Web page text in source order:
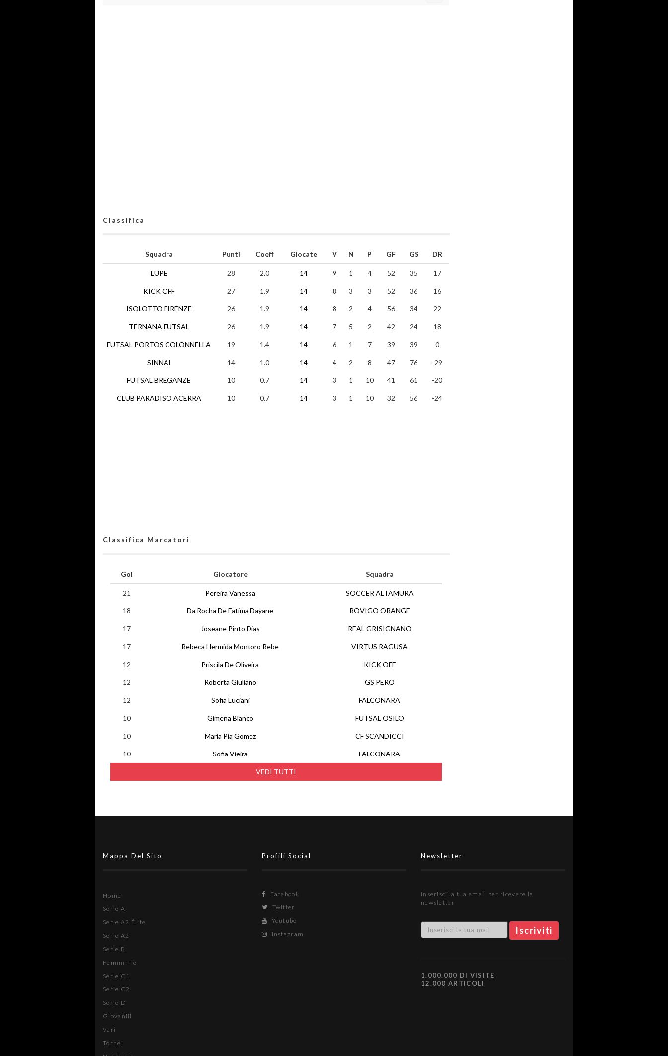
Classifica
Squadra
LUPE
KICK OFF
ISOLOTTO FIRENZE
TERNANA FUTSAL
FUTSAL PORTOS COLONNELLA
SINNAI
FUTSAL BREGANZE
CLUB PARADISO ACERRA
Punti Coeff Giocate V N P GF GS DR
28 2.0 14 9 1 4 52 35 17
27 1.9 14 8 3 3 52 36 16
26 1.9 14 8 2 4 56 34 22
26 1.9 14 7 5 2 42 24 18
19 1.4 14 6 1 7 39 39 0
14 1.0 14 4 2 8 47 76 -29
10 0.7 14 3 1 10 41 61 -20
10 0.7 14 3 1 10 32 56 -24
Classifica Marcatori
Gol Giocatore Squadra
VEDI TUTTI
21 Pereira Vanessa SOCCER ALTAMURA
18 Da Rocha De Fatima Dayane ROVIGO ORANGE
17 Joseane Pinto Dias REAL GRISIGNANO
17 Rebeca Hermida Montoro Rebe VIRTUS RAGUSA
12 Priscila De Oliveira KICK OFF
12 Roberta Giuliano GS PERO
12 Sofia Luciani FALCONARA
10 Gimena Blanco FUTSAL OSILO
10 Maria Pia Gomez CF SCANDICCI
10 Sofia Vieira FALCONARA
Mappa Del Sito
Home
Serie A
Serie A2 Élite
Serie A2
Serie B
Femminile
Serie C1
Serie C2
Serie D
Giovanili
Vari
Tornei
Profili Social
Facebook
Twitter
Youtube
Instagram
Newsletter
Inserisci la tua email per ricevere la
newsletter
1.000.000 DI VISITE
12.000 ARTICOLI